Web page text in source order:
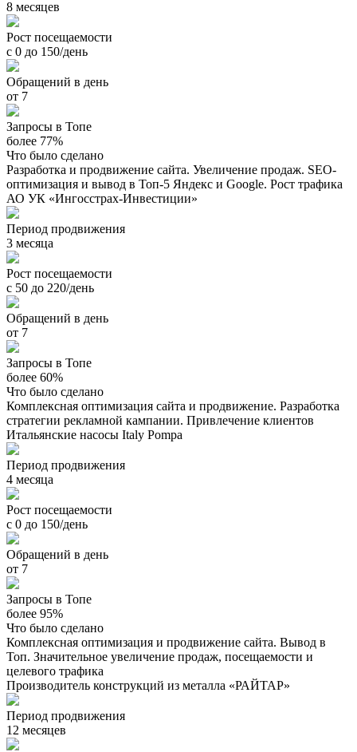
8 месяцев
Рост посещаемости
с 0 до 150/день
Обращений в день
от 7
Запросы в Топе
более 77%
Что было сделано
Разработка и продвижение сайта. Увеличение продаж. SEO-
оптимизация и вывод в Топ-5 Яндекс и Google. Рост трафика
АО УК «Ингосстрах-Инвестиции»
Период продвижения
3 месяца
Рост посещаемости
с 50 до 220/день
Обращений в день
от 7
Запросы в Топе
более 60%
Что было сделано
Комплексная оптимизация сайта и продвижение. Разработка
стратегии рекламной кампании. Привлечение клиентов
Итальянские насосы Italy Pompa
Период продвижения
4 месяца
Рост посещаемости
с 0 до 150/день
Обращений в день
от 7
Запросы в Топе
более 95%
Что было сделано
Комплексная оптимизация и продвижение сайта. Вывод в
Топ. Значительное увеличение продаж, посещаемости и
целевого трафика
Производитель конструкций из металла «РАЙТАР»
Период продвижения
12 месяцев